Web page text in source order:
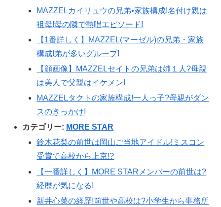
MAZZELカイリュウの兄弟•家族構成!名付け親は
祖母!母の隣で熱唱エピソード!
【1番詳しく】MAZZEL(マーゼル)の兄弟・家族
構成!弟が多いグループ!
【顔画像】MAZZELセイトの兄弟は姉１人?母親
は美人で父親はイケメン!
MAZZELタクトの家族構成!一人っ子?母親がダン
スのきっかけ!
カテゴリー: MORE STAR
鈴木花梨の前世は岡山ご当地アイドル!ミスコン
受賞で高校から上京!?
【一番詳しく】MORE STARメンバーの前世は?
経歴が気になる!
新井心菜の経歴!前世や高校は?小学生から事務所